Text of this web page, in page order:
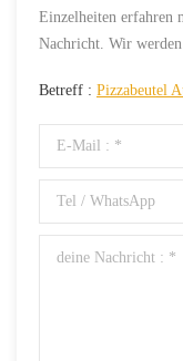
Einzelheiten erfahren
Nachricht. Wir
Betreff : Pizzabeutel